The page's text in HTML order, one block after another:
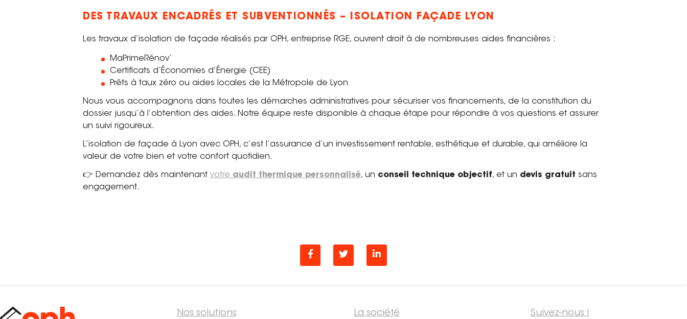
DES TRAVAUX ENCADRÉS ET SUBVENTIONNÉS – ISOLATION FAÇADE LYON
Les travaux d’isolation de façade réalisés par OPH, entreprise RGE, ouvrent droit à de nombreuses aides financières :
MaPrimeRénov’
Certificats d’Économies d’Énergie (CEE)
Prêts à taux zéro ou aides locales de la Métropole de Lyon
Nous vous accompagnons dans toutes les démarches administratives pour sécuriser vos financements, de la constitution du
dossier jusqu’à l’obtention des aides. Notre équipe reste disponible à chaque étape pour répondre à vos questions et assurer
un suivi rigoureux.
L’isolation de façade à Lyon avec OPH, c’est l’assurance d’un investissement rentable, esthétique et durable, qui améliore la
valeur de votre bien et votre confort quotidien.
👉 Demandez dès maintenant votre audit thermique personnalisé, un conseil technique objectif, et un devis gratuit sans
engagement.
Nos solutions La société Suivez-nous !